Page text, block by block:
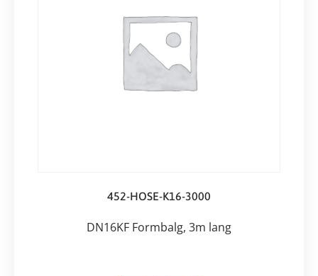
452-HOSE-K16-3000
DN16KF Formbalg, 3m lang